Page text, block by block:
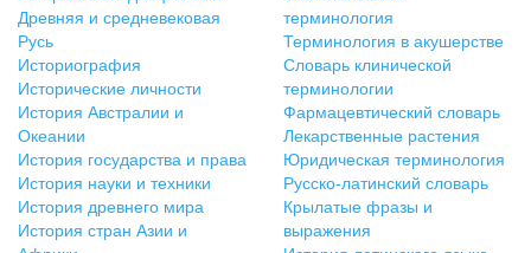
Древняя и средневековая
Русь
Историография
Исторические личности
История Австралии и
Океании
История государства и права
История науки и техники
История древнего мира
История стран Азии и
терминология
Терминология в акушерстве
Словарь клинической
терминологии
Фармацевтический словарь
Лекарственные растения
Юридическая терминология
Русско-латинский словарь
Крылатые фразы и
выражения